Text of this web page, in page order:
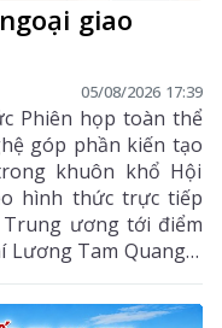
giao
05/08/2026 17:39
Phiên họp toàn thể
góp phần kiến tạo
khuôn khổ Hội
hình thức trực tiếp
ương tới điểm
Bộ Công an, Phó
đạo Trung ương